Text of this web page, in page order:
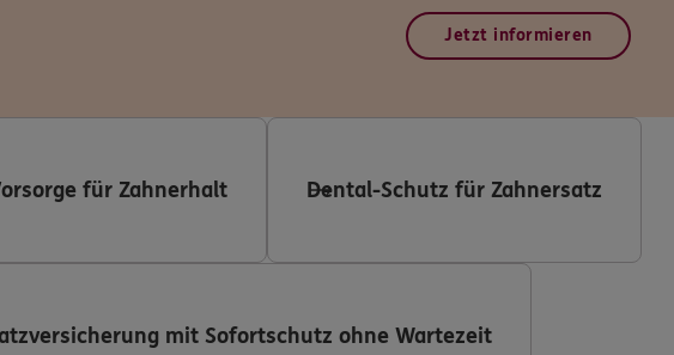
Jetzt informieren
für Zahnerhalt Dental-Schutz für Zahnersatz
mit Sofortschutz ohne Wartezeit